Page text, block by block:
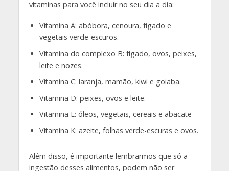
vitaminas para você incluir no seu dia a dia:
Vitamina A: abóbora, cenoura, fígado e
vegetais verde-escuros.
Vitamina do complexo B: fígado, ovos, peixes,
leite e nozes.
Vitamina C: laranja, mamão, kiwi e goiaba.
Vitamina D: peixes, ovos e leite.
Vitamina E: óleos, vegetais, cereais e abacate
Vitamina K: azeite, folhas verde-escuras e ovos.
Além disso, é importante lembrarmos que só a
ingestão desses alimentos, podem não ser